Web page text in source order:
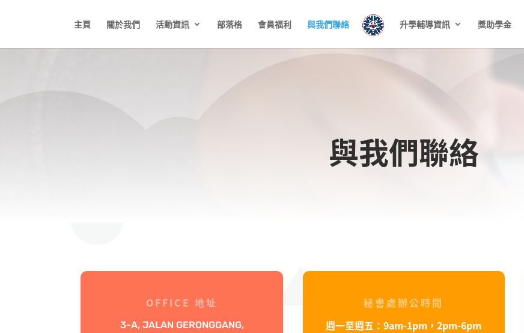
主頁 關於我們 活動資訊 部落格 會員福利 與我們聯絡 升學輔導資訊 獎助學金
與我們聯絡
OFFICE 地址
3-A, JALAN GERONGGANG,
秘書處辦公時間
週一至週五：9am-1pm，2pm-6pm